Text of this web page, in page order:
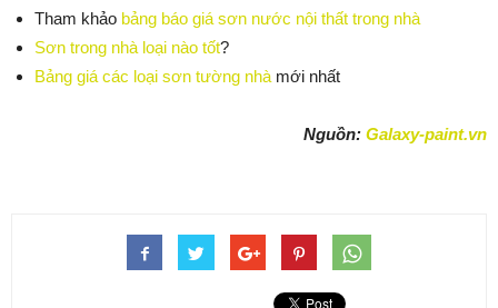
Tham khảo bảng báo giá sơn nước nội thất trong nhà
Sơn trong nhà loại nào tốt?
Bảng giá các loại sơn tường nhà mới nhất
Nguồn: Galaxy-paint.vn